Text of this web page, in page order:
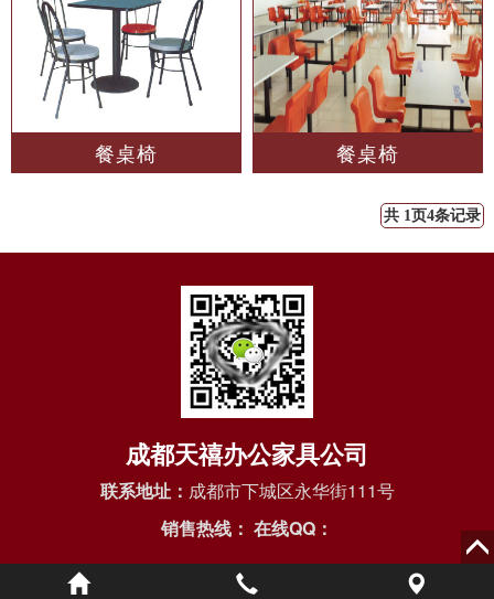
餐桌椅 餐桌椅
共 1页4条记录
成都天禧办公家具公司
联系地址： 成都市下城区永华街111号
销售热线： 在线QQ：